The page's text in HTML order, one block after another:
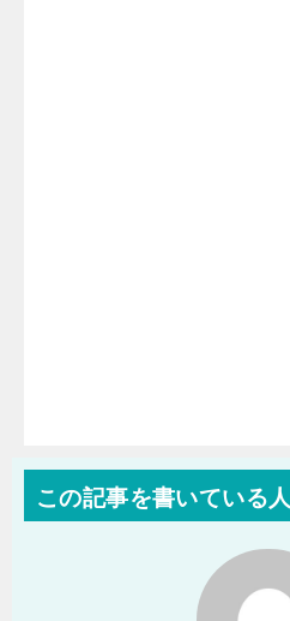
この記事を書いている人